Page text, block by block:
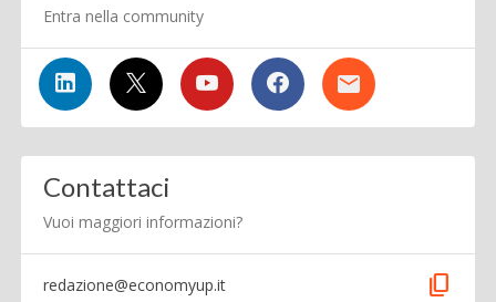
Entra nella community
Contattaci
Vuoi maggiori informazioni?
redazione@economyup.it content_copy